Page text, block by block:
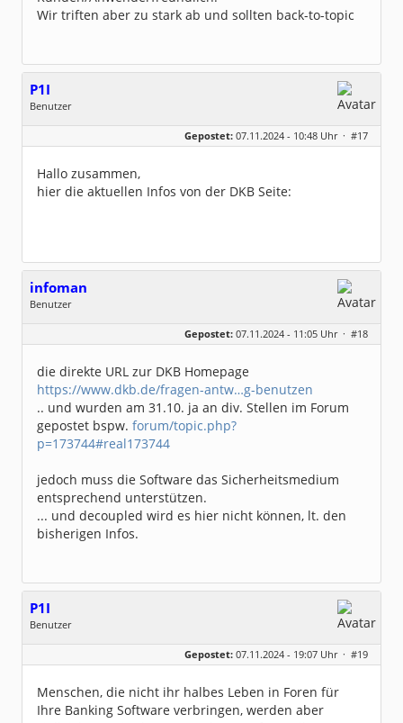
Wir triften aber zu stark ab und sollten back-to-topic
P1I
Benutzer
Geschlecht:
keine Angabe
Dabei seit:
02 / 2008
Gepostet: 07.11.2024 - 10:48 Uhr · #17
Hallo zusammen,
hier die aktuellen Infos von der DKB Seite:
infoman
Benutzer
Dabei seit:
06 / 2008
Gepostet: 07.11.2024 - 11:05 Uhr · #18
die direkte URL zur DKB Homepage
https://www.dkb.de/fragen-antw…g-benutzen
.. und wurden am 31.10. ja an div. Stellen im Forum
gepostet bspw. forum/topic.php?
p=173744#real173744
jedoch muss die Software das Sicherheitsmedium
entsprechend unterstützen.
... und decoupled wird es hier nicht können, lt. den
bisherigen Infos.
P1I
Benutzer
Geschlecht:
keine Angabe
Dabei seit:
02 / 2008
Gepostet: 07.11.2024 - 19:07 Uhr · #19
Menschen, die nicht ihr halbes Leben in Foren für
Ihre Banking Software verbringen, werden aber